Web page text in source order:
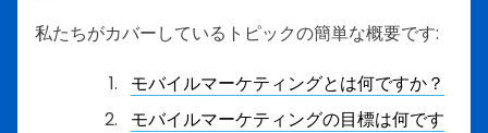
私たちがカバーしているトピックの簡単な概要です:
モバイルマーケティングとは何ですか？
モバイルマーケティングの目標は何です